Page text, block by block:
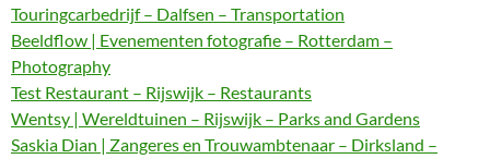
Touringcarbedrijf – Dalfsen – Transportation
Beeldflow | Evenementen fotografie – Rotterdam –
Photography
Test Restaurant – Rijswijk – Restaurants
Wentsy | Wereldtuinen – Rijswijk – Parks and Gardens
Saskia Dian | Zangeres en Trouwambtenaar – Dirksland –